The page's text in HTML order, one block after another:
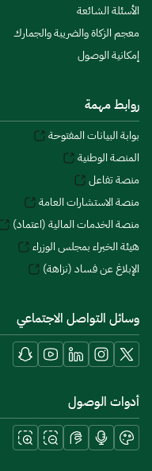
الأسئلة الشائعة
معجم الزكاة والضريبة والجمارك
إمكانية الوصول
روابط مهمة
بوابة البيانات المفتوحة
المنصة الوطنية
منصة تفاعل
منصة الاستشارات العامة
منصة الخدمات المالية (اعتماد)
هيئة الخبراء بمجلس الوزراء
الإبلاغ عن فساد (نزاهة)
وسائل التواصل الاجتماعي
أدوات الوصول